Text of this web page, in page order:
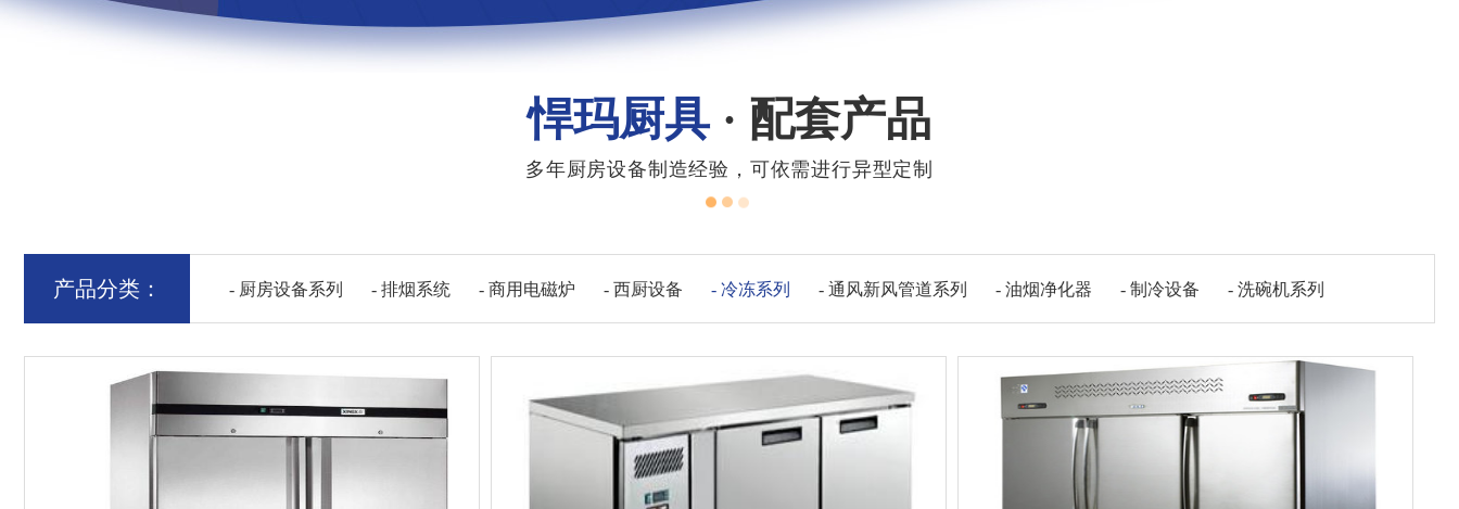
悍玛厨具· 配套产品
多年厨房设备制造经验，可依需进行异型定制
产品分类： - 厨房设备系列 - 排烟系统 - 商用电磁炉 - 西厨设备 - 冷冻系列 - 通风新风管道系列 - 油烟净化器 - 制冷设备 - 洗碗机系列